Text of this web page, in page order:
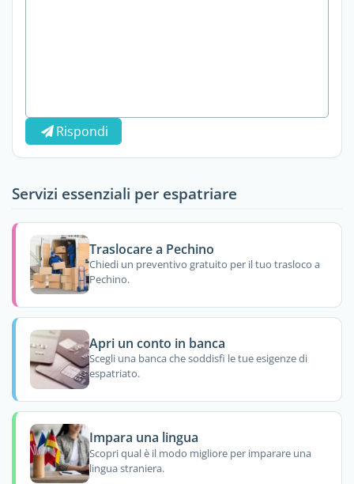
Rispondi
Servizi essenziali per espatriare
Traslocare a Pechino
Chiedi un preventivo gratuito per il tuo trasloco a
Pechino.
Apri un conto in banca
Scegli una banca che soddisfi le tue esigenze di
espatriato.
Impara una lingua
Scopri qual è il modo migliore per imparare una
lingua straniera.